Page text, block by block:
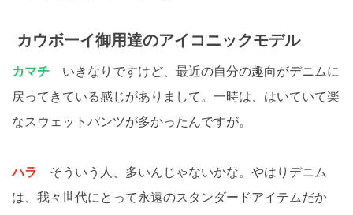
カウボーイ御用達のアイコニックモデル
カマチ いきなりですけど、最近の自分の趣向がデニムに
戻ってきている感じがありまして。一時は、はいていて楽
なスウェットパンツが多かったんですが。
ハラ
そういう人、多いんじゃないかな。やはりデニム
は、我々世代にとって永遠のスタンダードアイテムだか